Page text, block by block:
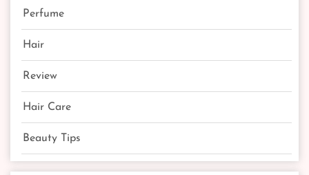
Perfume
Hair
Review
Hair Care
Beauty Tips